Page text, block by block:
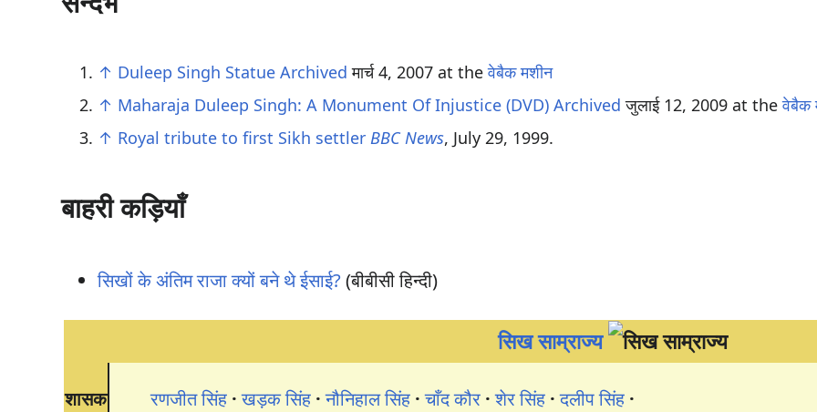
↑ Duleep Singh Statue Archived मार्च 4, 2007 at theवेबैक मशीन
↑ Maharaja Duleep Singh: A Monument Of Injustice (DVD) Archived जुलाई 12, 2009 at theवेबैक
↑ Royal tribute to first Sikh settler BBC News, July 29, 1999.
बाहरी कड़ियाँ
सिखों के अंतिम राजा क्यों बने थे ईसाई?(बीबीसी हिन्दी)
सिख साम्राज्य
शासक रणजीत सिंह खड़क सिंह नौनिहाल सिंह चाँद कौर शेर सिंह दलीप सिंह